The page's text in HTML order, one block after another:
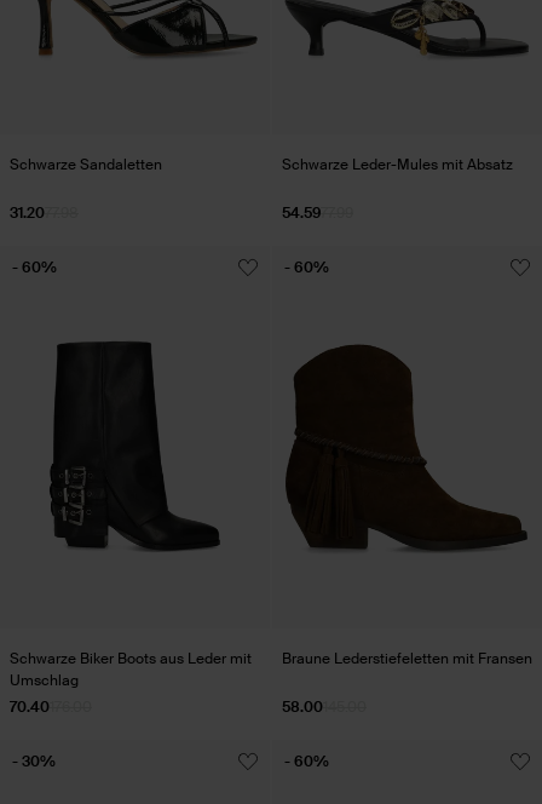
Schwarze Sandaletten
31.20
Schwarze Leder-Mules mit Absatz
54.59
Schwarze Biker Boots aus Leder mit
Umschlag
70.40
- 60%
Braune Lederstiefeletten mit Fransen
58.00
- 60%
- 30% - 60%